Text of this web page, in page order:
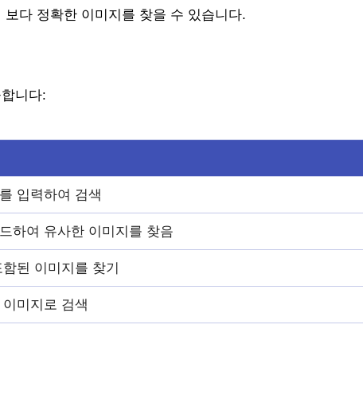
다 정확한 이미지를 찾을 수 있습니다.
니다:
입력하여 검색
하여 유사한 이미지를 찾음
된 이미지를 찾기
미지로 검색